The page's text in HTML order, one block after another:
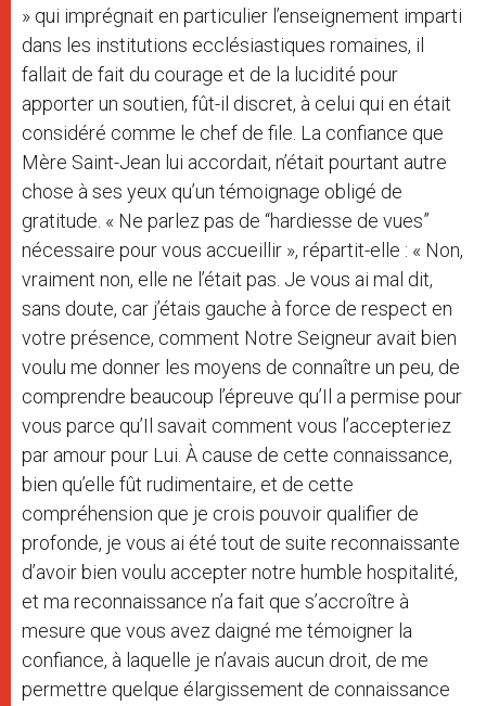
» qui imprégnait en particulier l’enseignement imparti
dans les institutions ecclésiastiques romaines, il
fallait de fait du courage et de la lucidité pour
apporter un soutien, fût-il discret, à celui qui en était
considéré comme le chef de file. La confiance que
Mère Saint-Jean lui accordait, n’était pourtant autre
chose à ses yeux qu’un témoignage obligé de
gratitude. « Ne parlez pas de “hardiesse de vues”
nécessaire pour vous accueillir », répartit-elle : « Non,
vraiment non, elle ne l’était pas. Je vous ai mal dit,
sans doute, car j’étais gauche à force de respect en
votre présence, comment Notre Seigneur avait bien
voulu me donner les moyens de connaître un peu, de
comprendre beaucoup l’épreuve qu’Il a permise pour
vous parce qu’Il savait comment vous l’accepteriez
par amour pour Lui. À cause de cette connaissance,
bien qu’elle fût rudimentaire, et de cette
compréhension que je crois pouvoir qualifier de
profonde, je vous ai été tout de suite reconnaissante
d’avoir bien voulu accepter notre humble hospitalité,
et ma reconnaissance n’a fait que s’accroître à
mesure que vous avez daigné me témoigner la
confiance, à laquelle je n’avais aucun droit, de me
permettre quelque élargissement de connaissance